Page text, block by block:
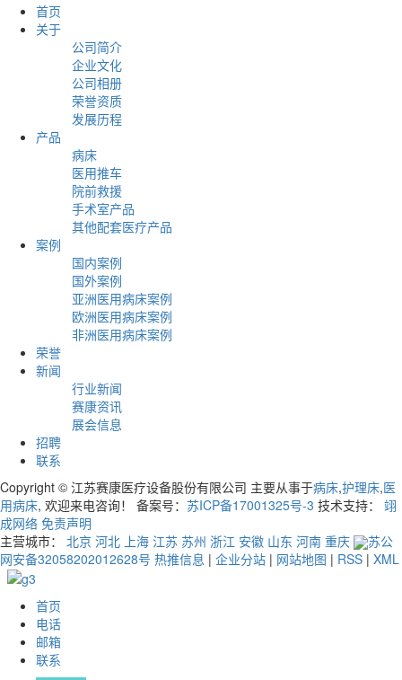
首页
关于
公司简介
企业文化
公司相册
荣誉资质
发展历程
产品
病床
医用推车
院前救援
手术室产品
其他配套医疗产品
案例
国内案例
国外案例
亚洲医用病床案例
欧洲医用病床案例
非洲医用病床案例
荣誉
新闻
行业新闻
赛康资讯
展会信息
招聘
联系
Copyright © 江苏赛康医疗设备股份有限公司 主要从事于病床,护理床,医
用病床, 欢迎来电咨询！ 备案号： 苏ICP备17001325号-3 技术支持： 翊
成网络 免责声明
主营城市： 北京 河北 上海 江苏 苏州 浙江 安徽 山东 河南 重庆
苏公
网安备32058202012628号 热推信息 | 企业分站 | 网站地图 | RSS | XML
首页
电话
邮箱
联系